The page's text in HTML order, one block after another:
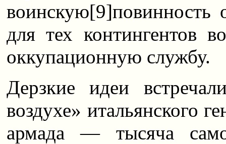
воинскую[9]повинность
для тех контингентов
оккупационную службу.
Дерзкие идеи
воздухе» итальянского
армада — тысяча